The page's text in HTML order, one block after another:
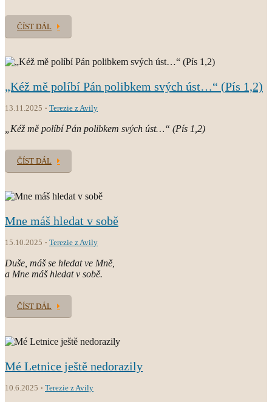
ČÍST DÁL
„Kéž mě políbí Pán polibkem svých úst…“ (Pís 1,2)
13.11.2025 Terezie z Avily
„Kéž mě políbí Pán polibkem svých úst…“ (Pís 1,2)
ČÍST DÁL
Mne máš hledat v sobě
15.10.2025 Terezie z Avily
Duše, máš se hledat ve Mně,
a Mne máš hledat v sobě.
ČÍST DÁL
Mé Letnice ještě nedorazily
10.6.2025 Terezie z Avily